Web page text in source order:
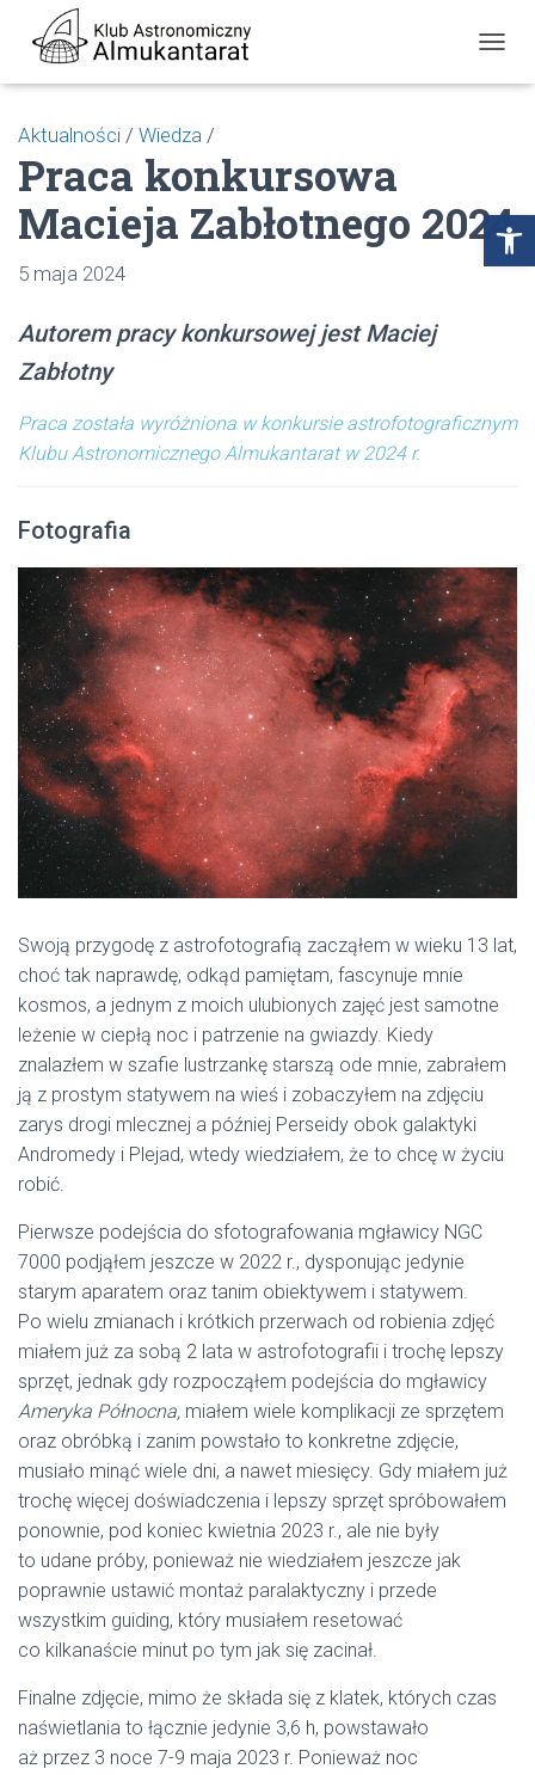
Open toolbar
R
N
Aktualności / Wiedza /
Praca konkursowa
Macieja Zabłotnego 2024
5 maja 2024
Autorem pracy konkursowej jest Maciej
Zabłotny
Praca została wyróżniona w konkursie astrofotograficznym
Klubu Astronomicznego Almukantarat w 2024 r.
Fotografia
Swoją przygodę z astrofotografią zacząłem w wieku 13 lat,
choć tak naprawdę, odkąd pamiętam, fascynuje mnie
kosmos, a jednym z moich ulubionych zajęć jest samotne
leżenie w ciepłą noc i patrzenie na gwiazdy. Kiedy
znalazłem w szafie lustrzankę starszą ode mnie, zabrałem
ją z prostym statywem na wieś i zobaczyłem na zdjęciu
zarys drogi mlecznej a później Perseidy obok galaktyki
Andromedy i Plejad, wtedy wiedziałem, że to chcę w życiu
robić.
Pierwsze podejścia do sfotografowania mgławicy NGC
7000 podjąłem jeszcze w 2022 r., dysponując jedynie
starym aparatem oraz tanim obiektywem i statywem.
Po wielu zmianach i krótkich przerwach od robienia zdjęć
miałem już za sobą 2 lata w astrofotografii i trochę lepszy
sprzęt, jednak gdy rozpocząłem podejścia do mgławicy
Ameryka Północna, miałem wiele komplikacji ze sprzętem
oraz obróbką i zanim powstało to konkretne zdjęcie,
musiało minąć wiele dni, a nawet miesięcy. Gdy miałem już
trochę więcej doświadczenia i lepszy sprzęt spróbowałem
ponownie, pod koniec kwietnia 2023 r., ale nie były
to udane próby, ponieważ nie wiedziałem jeszcze jak
poprawnie ustawić montaż paralaktyczny i przede
wszystkim guiding, który musiałem resetować
co kilkanaście minut po tym jak się zacinał.
Finalne zdjęcie, mimo że składa się z klatek, których czas
naświetlania to łącznie jedynie 3,6 h, powstawało
aż przez 3 noce 7-9 maja 2023 r. Ponieważ noc